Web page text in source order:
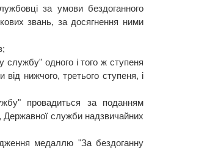
за умови бездоганного
звань, за досягнення ними
одного і того ж ступеня
нижчого, третього ступеня, і
провадиться за поданням
Державної служби надзвичайних
медаллю "За бездоганну